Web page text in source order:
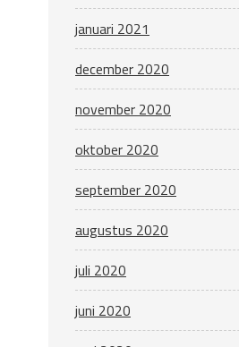
januari 2021
december 2020
november 2020
oktober 2020
september 2020
augustus 2020
juli 2020
juni 2020